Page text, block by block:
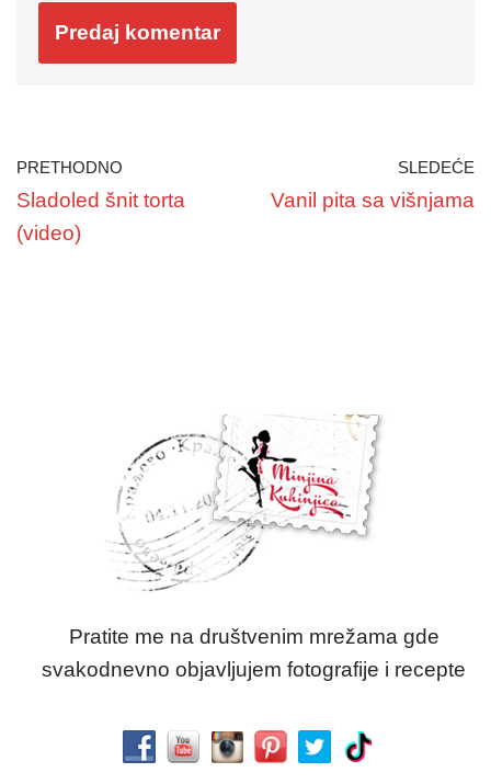
PRETHODNO
Sladoled šnit torta
(video)
SLEDEĆE
Vanil pita sa višnjama
Pratite me na društvenim mrežama gde
svakodnevno objavljujem fotografije i recepte